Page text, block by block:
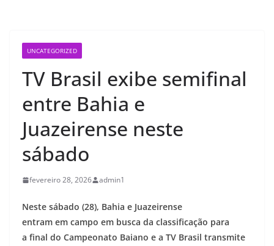
UNCATEGORIZED
TV Brasil exibe semifinal
entre Bahia e
Juazeirense neste
sábado
fevereiro 28, 2026 admin1
Neste sábado (28), Bahia e Juazeirense
entram em campo em busca da classificação para
a final do Campeonato Baiano e a TV Brasil transmite